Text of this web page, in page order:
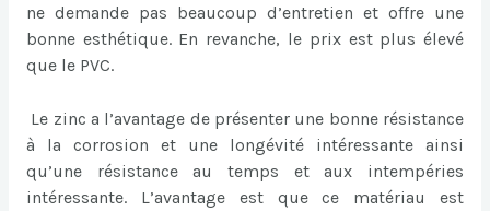
ne demande pas beaucoup d’entretien et offre une
bonne esthétique. En revanche, le prix est plus élevé
que le PVC.
Le zinc a l’avantage de présenter une bonne résistance
à la corrosion et une longévité intéressante ainsi
qu’une résistance au temps et aux intempéries
intéressante. L’avantage est que ce matériau est